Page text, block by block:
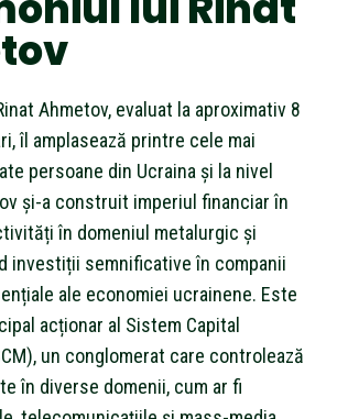
Ahmetov, evaluat la aproximativ 8
îl amplasează printre cele mai
persoane din Ucraina și la nivel
și-a construit imperiul financiar în
în domeniul metalurgic și
investiții semnificative în companii
ale economiei ucrainene. Este
acționar al Sistem Capital
un conglomerat care controlează
în diverse domenii, cum ar fi